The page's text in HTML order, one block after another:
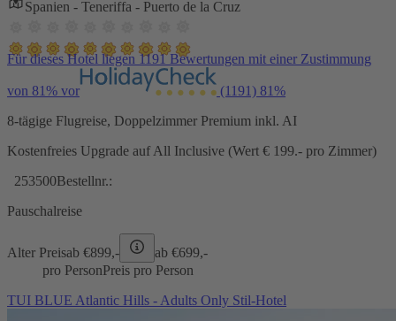
Spanien - Teneriffa - Puerto de la Cruz
Für dieses Hotel liegen 1191 Bewertungen mit einer Zustimmung
von 81% vor (1191) 81%
8-tägige Flugreise, Doppelzimmer Premium inkl. AI
Kostenfreies Upgrade auf All Inclusive (Wert € 199.- pro Zimmer)
253500Bestellnr.:
Pauschalreise
Alter Preisab €899,- ab €699,-
pro PersonPreis pro Person
TUI BLUE Atlantic Hills - Adults Only Stil-Hotel